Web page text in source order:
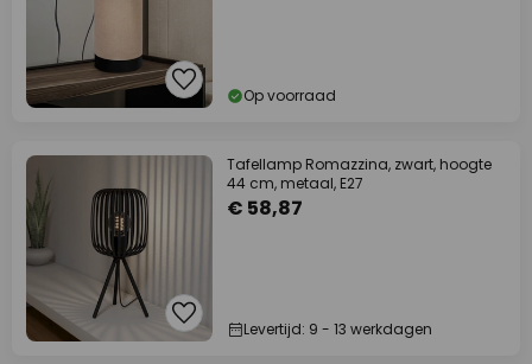
Op voorraad
Tafellamp Romazzina, zwart, hoogte
44 cm, metaal, E27
€ 58,87
Levertijd: 9 - 13 werkdagen